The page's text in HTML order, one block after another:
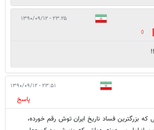
۲۳:۲۵ - ۱۳۹۰/۰۹/۱۲
0
۲۳:۵۱ - ۱۳۹۰/۰۹/۱۲
پاسخ
که بزرگترین فساد ناریخ ایران توش رقم خورده،